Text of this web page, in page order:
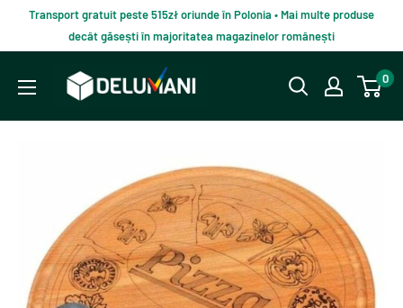
continut
Transport gratuit peste 515zł oriunde în Polonia • Mai multe produse
decât găsești în majoritatea magazinelor românești
Delumani
Magazin
0